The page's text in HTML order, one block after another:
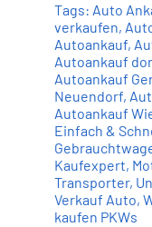
Tags: Auto
verkaufen,
Autoankauf,
Autoankauf
Autoankauf
Neuendorf,
Autoankauf
Einfach &
Kaufexpert,
Transporter,
Verkauf Auto,
kaufen PKWs